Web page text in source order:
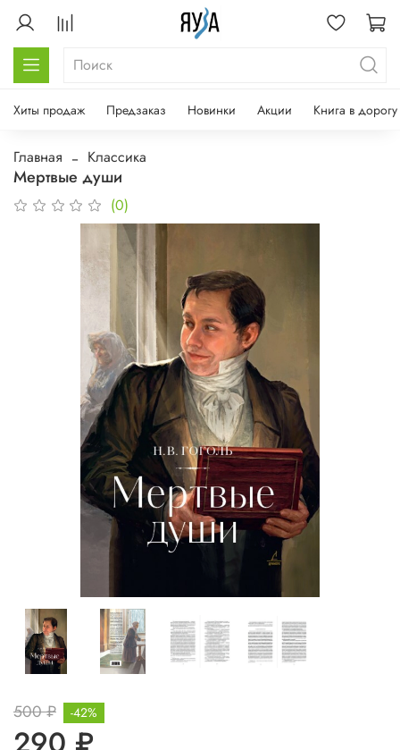
Хиты продаж Предзаказ Новинки Акции Книга в дорогу
Главная Классика
Мертвые души
(0)
500 ₽ -42%